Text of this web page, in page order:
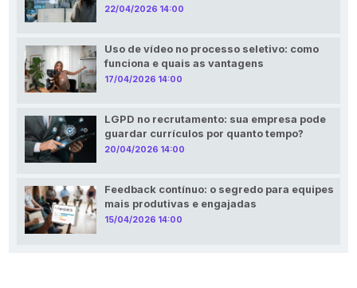
22/04/2026 14:00
Uso de vídeo no processo seletivo: como
funciona e quais as vantagens
17/04/2026 14:00
LGPD no recrutamento: sua empresa pode
guardar currículos por quanto tempo?
20/04/2026 14:00
Feedback contínuo: o segredo para equipes
mais produtivas e engajadas
15/04/2026 14:00